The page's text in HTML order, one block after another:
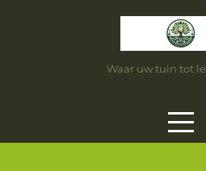
Waar uw tuin tot